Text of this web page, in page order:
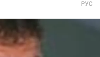
РУС